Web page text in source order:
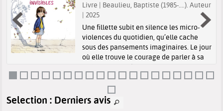
Livre | Beaulieu, Baptiste (1985-....). Auteur
| 2025
Une fillette subit en silence les micro-
violences du quotidien, qu’elle cache
sous des pansements imaginaires. Le jour
où elle trouve le courage de parler à sa
maîtresse, une écoute attentive
transforme sa douleur en espoir.
Selection : Derniers avis